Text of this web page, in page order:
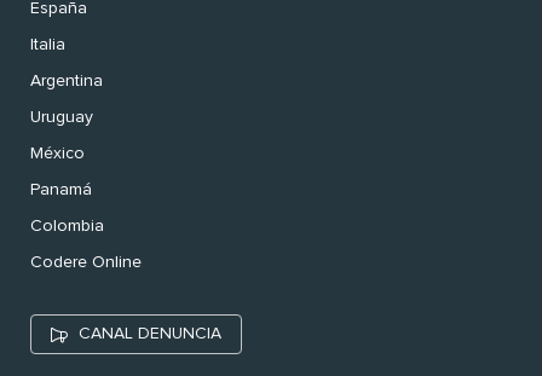
España
Italia
Argentina
Uruguay
México
Panamá
Colombia
Codere Online
CANAL DENUNCIA